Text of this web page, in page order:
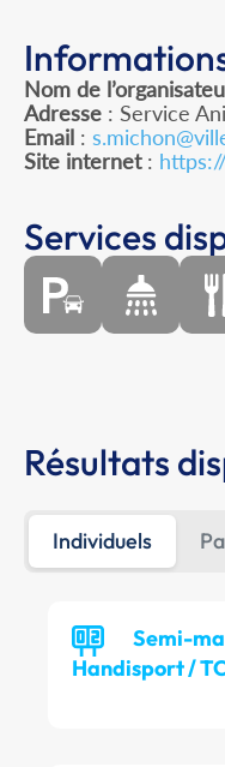
Nom de
Adresse : Service
Email :
Site internet:
Services
Résultats
Individuels
Semi-
Handisport /